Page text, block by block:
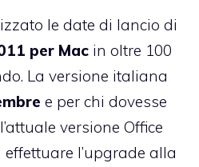
le date di lancio di
per Mac in oltre 100
La versione italiana
e per chi dovesse
versione Office
l’upgrade alla